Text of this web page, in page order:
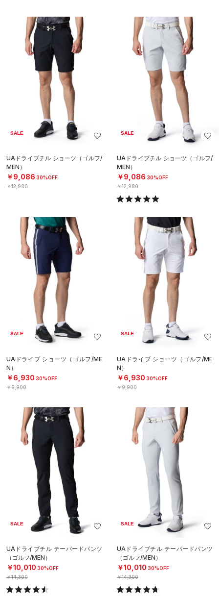
SALE
UAドライブチル ショーツ（ゴルフ/
MEN）
￥9,086 30%OFF
￥12,980
SALE
UAドライブチル ショーツ（ゴルフ/
MEN）
￥9,086 30%OFF
￥12,980
SALE
UAドライブ ショーツ（ゴルフ/ME
N）
￥6,930 30%OFF
￥9,900
SALE
UAドライブ ショーツ（ゴルフ/ME
N）
￥6,930 30%OFF
￥9,900
SALE
UAドライブチル テーパードパンツ
（ゴルフ/MEN）
￥10,010 30%OFF
￥14,300
SALE
UAドライブチル テーパードパンツ
（ゴルフ/MEN）
￥10,010 30%OFF
￥14,300